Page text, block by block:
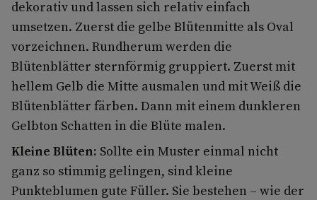
dekorativ und lassen sich relativ einfach
umsetzen. Zuerst die gelbe Blütenmitte als Oval
vorzeichnen. Rundherum werden die
Blütenblätter sternförmig gruppiert. Zuerst mit
hellem Gelb die Mitte ausmalen und mit Weiß die
Blütenblätter färben. Dann mit einem dunkleren
Gelbton Schatten in die Blüte malen.
Kleine Blüten: Sollte ein Muster einmal nicht
ganz so stimmig gelingen, sind kleine
Punkteblumen gute Füller. Sie bestehen – wie der